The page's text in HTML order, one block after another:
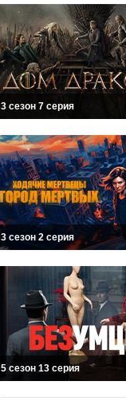
3 сезон 7 серия
3 сезон 2 серия
5 сезон 13 серия